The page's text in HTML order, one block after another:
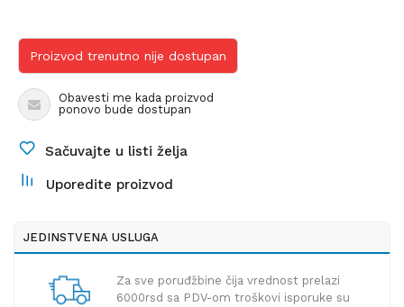
Proizvod trenutno nije dostupan
Obavesti me kada proizvod
ponovo bude dostupan
Sačuvajte u listi želja
Uporedite proizvod
JEDINSTVENA USLUGA
Za sve poruđžbine čija vrednost prelazi
6000rsd sa PDV-om troškovi isporuke su